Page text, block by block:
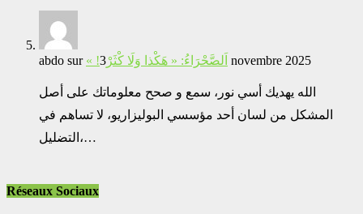
abdo sur « !اَلصَّحْرَاءُ: « هَكْذا وَلَا كْثَرْ 3 novembre 2025
الله يهديك أسي نور، سمع و صحح معلوماتك على أصل
المشكل من لسان أحد مؤسسي البوليزاريو، لا تساهم في
التضليل،…
Réseaux Sociaux